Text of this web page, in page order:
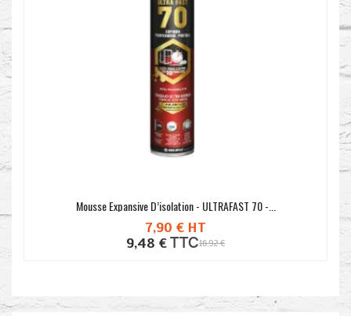
Mousse Expansive D’isolation - ULTRAFAST 70 -...
7,90 € HT
9,48 €TTC16,92 €